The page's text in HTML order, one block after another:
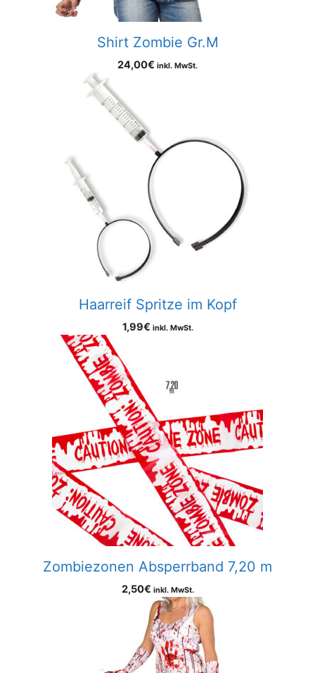
Shirt Zombie Gr.M
24,00€ inkl. MwSt.
Haarreif Spritze im Kopf
1,99€ inkl. MwSt.
Zombiezonen Absperrband 7,20 m
2,50€ inkl. MwSt.